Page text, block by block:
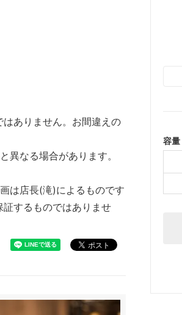
容量
ありません。お間違えの
異なる場合があります。
は店長(滝)によるものです
するものではありませ